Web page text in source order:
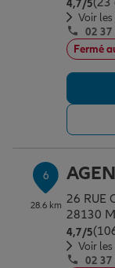
4,7/5
Voir les
02 37
Fermé
6
28.6 km 26 RUE
28130
4,7/5Note
Voir les
02 37